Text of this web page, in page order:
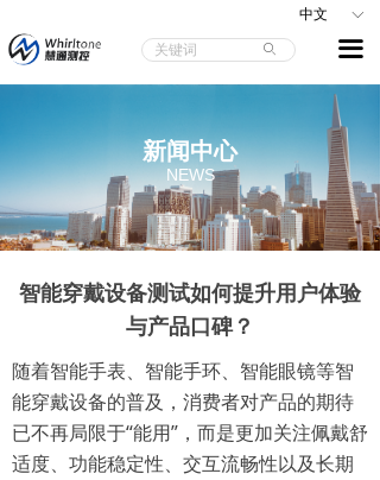
ꀅ
中文
ꄙ 끀
智能穿戴设备测试如何提升用户体验
与产品口碑？
随着智能手表、智能手环、智能眼镜等智
能穿戴设备的普及，消费者对产品的期待
已不再局限于“能用”，而是更加关注佩戴舒
适度、功能稳定性、交互流畅性以及长期
新闻中心
NEWS